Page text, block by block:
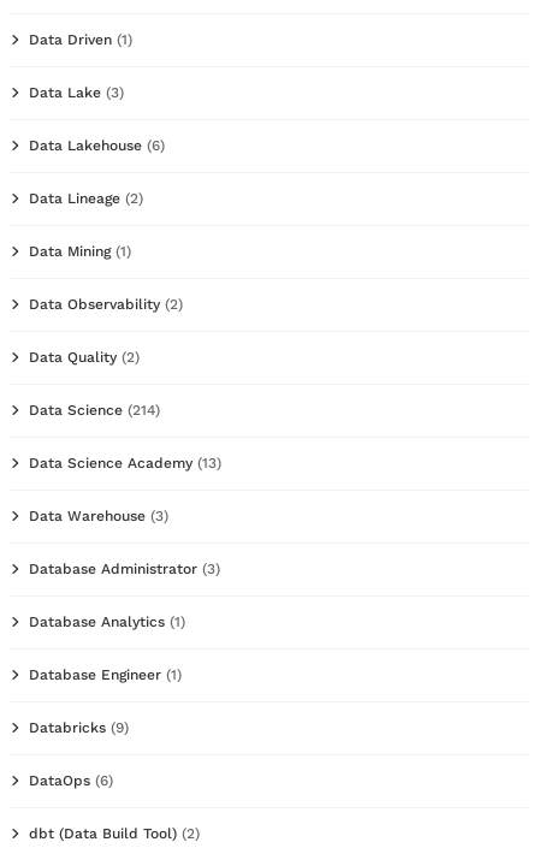
Data Driven (1)
Data Lake (3)
Data Lakehouse (6)
Data Lineage (2)
Data Mining(1)
Data Observability (2)
Data Quality (2)
Data Science (214)
Data Science Academy (13)
Data Warehouse (3)
Database Administrator (3)
Database Analytics (1)
Database Engineer (1)
Databricks (9)
DataOps (6)
dbt (Data Build Tool) (2)